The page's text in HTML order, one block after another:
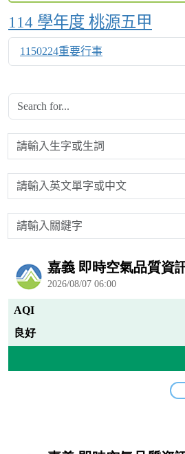
Over View
114 學年度 桃源五甲
1150224重要行事
請輸入生字或生詞
請輸入英文單字或中文
請輸入關鍵字